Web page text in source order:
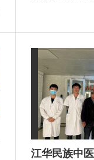
江华民族中